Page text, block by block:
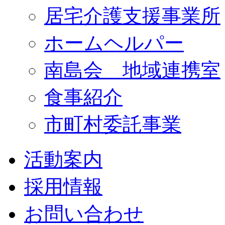
居宅介護支援事業所
ホームヘルパー
南島会 地域連携室
食事紹介
市町村委託事業
活動案内
採用情報
お問い合わせ